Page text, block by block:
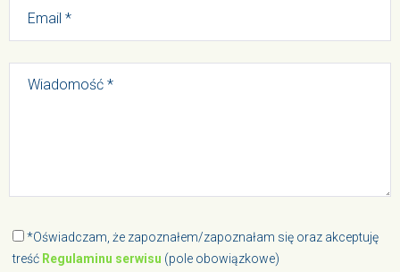
*Oświadczam, że zapoznałem/zapoznałam się oraz akceptuję
treść Regulaminu serwisu (pole obowiązkowe)